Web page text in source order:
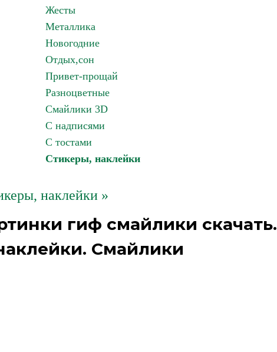
Жесты
Металлика
Новогодние
Отдых,сон
Привет-прощай
Разноцветные
Смайлики 3D
С надписями
С тостами
Стикеры, наклейки
наклейки »
гиф смайлики скачать.
Смайлики